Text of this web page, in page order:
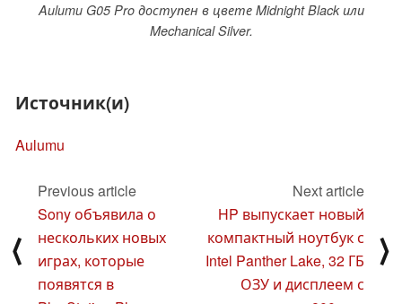
Aulumu G05 Pro доступен в цвете Midnight Black или
Mechanical Silver.
Источник(и)
Aulumu
⟨
Previous article
Sony объявила о
нескольких новых
играх, которые
появятся в
Next article
HP выпускает новый
компактный ноутбук с
Intel Panther Lake, 32 ГБ
ОЗУ и дисплеем с
⟩